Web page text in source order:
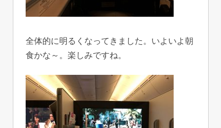
全体的に明るくなってきました。いよいよ朝
食かな～。楽しみですね。